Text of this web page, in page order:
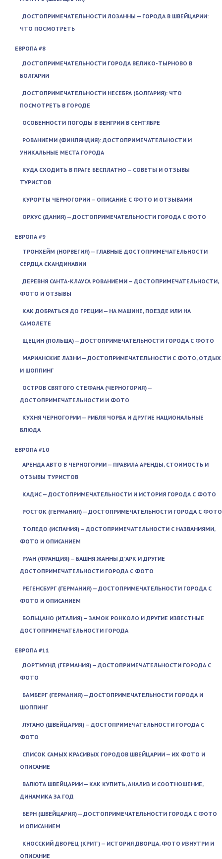
ДОСТОПРИМЕЧАТЕЛЬНОСТИ ЛОЗАННЫ — ГОРОДА В ШВЕЙЦАРИИ:
ЧТО ПОСМОТРЕТЬ
ЕВРОПА #8
ДОСТОПРИМЕЧАТЕЛЬНОСТИ ГОРОДА ВЕЛИКО-ТЫРНОВО В
БОЛГАРИИ
ДОСТОПРИМЕЧАТЕЛЬНОСТИ НЕСЕБРА (БОЛГАРИЯ): ЧТО
ПОСМОТРЕТЬ В ГОРОДЕ
ОСОБЕННОСТИ ПОГОДЫ В ВЕНГРИИ В СЕНТЯБРЕ
РОВАНИЕМИ (ФИНЛЯНДИЯ): ДОСТОПРИМЕЧАТЕЛЬНОСТИ И
УНИКАЛЬНЫЕ МЕСТА ГОРОДА
КУДА СХОДИТЬ В ПРАГЕ БЕСПЛАТНО — СОВЕТЫ И ОТЗЫВЫ
ТУРИСТОВ
КУРОРТЫ ЧЕРНОГОРИИ — ОПИСАНИЕ С ФОТО И ОТЗЫВАМИ
ОРХУС (ДАНИЯ) — ДОСТОПРИМЕЧАТЕЛЬНОСТИ ГОРОДА С ФОТО
ЕВРОПА #9
ТРОНХЕЙМ (НОРВЕГИЯ) — ГЛАВНЫЕ ДОСТОПРИМЕЧАТЕЛЬНОСТИ
СЕРДЦА СКАНДИНАВИИ
ДЕРЕВНЯ САНТА-КЛАУСА РОВАНИЕМИ — ДОСТОПРИМЕЧАТЕЛЬНОСТИ,
ФОТО И ОТЗЫВЫ
КАК ДОБРАТЬСЯ ДО ГРЕЦИИ — НА МАШИНЕ, ПОЕЗДЕ ИЛИ НА
САМОЛЕТЕ
ЩЕЦИН (ПОЛЬША) — ДОСТОПРИМЕЧАТЕЛЬНОСТИ ГОРОДА С ФОТО
МАРИАНСКИЕ ЛАЗНИ — ДОСТОПРИМЕЧАТЕЛЬНОСТИ С ФОТО, ОТДЫХ
И ШОППИНГ
ОСТРОВ СВЯТОГО СТЕФАНА (ЧЕРНОГОРИЯ) —
ДОСТОПРИМЕЧАТЕЛЬНОСТИ И ФОТО
КУХНЯ ЧЕРНОГОРИИ — РИБЛЯ ЧОРБА И ДРУГИЕ НАЦИОНАЛЬНЫЕ
БЛЮДА
ЕВРОПА #10
АРЕНДА АВТО В ЧЕРНОГОРИИ — ПРАВИЛА АРЕНДЫ, СТОИМОСТЬ И
ОТЗЫВЫ ТУРИСТОВ
КАДИС — ДОСТОПРИМЕЧАТЕЛЬНОСТИ И ИСТОРИЯ ГОРОДА С ФОТО
РОСТОК (ГЕРМАНИЯ) — ДОСТОПРИМЕЧАТЕЛЬНОСТИ ГОРОДА С ФОТО
ТОЛЕДО (ИСПАНИЯ) — ДОСТОПРИМЕЧАТЕЛЬНОСТИ С НАЗВАНИЯМИ,
ФОТО И ОПИСАНИЕМ
РУАН (ФРАНЦИЯ) — БАШНЯ ЖАННЫ Д’АРК И ДРУГИЕ
ДОСТОПРИМЕЧАТЕЛЬНОСТИ ГОРОДА С ФОТО
РЕГЕНСБУРГ (ГЕРМАНИЯ) — ДОСТОПРИМЕЧАТЕЛЬНОСТИ ГОРОДА С
ФОТО И ОПИСАНИЕМ
БОЛЬЦАНО (ИТАЛИЯ) — ЗАМОК РОНКОЛО И ДРУГИЕ ИЗВЕСТНЫЕ
ДОСТОПРИМЕЧАТЕЛЬНОСТИ ГОРОДА
ЕВРОПА #11
ДОРТМУНД (ГЕРМАНИЯ) — ДОСТОПРИМЕЧАТЕЛЬНОСТИ ГОРОДА С
ФОТО
БАМБЕРГ (ГЕРМАНИЯ) — ДОСТОПРИМЕЧАТЕЛЬНОСТИ ГОРОДА И
ШОППИНГ
ЛУГАНО (ШВЕЙЦАРИЯ) — ДОСТОПРИМЕЧАТЕЛЬНОСТИ ГОРОДА С
ФОТО
СПИСОК САМЫХ КРАСИВЫХ ГОРОДОВ ШВЕЙЦАРИИ — ИХ ФОТО И
ОПИСАНИЕ
ВАЛЮТА ШВЕЙЦАРИИ — КАК КУПИТЬ, АНАЛИЗ И СООТНОШЕНИЕ,
ДИНАМИКА ЗА ГОД
БЕРН (ШВЕЙЦАРИЯ) — ДОСТОПРИМЕЧАТЕЛЬНОСТИ ГОРОДА С ФОТО
И ОПИСАНИЕМ
КНОССКИЙ ДВОРЕЦ (КРИТ) — ИСТОРИЯ ДВОРЦА, ФОТО ИЗНУТРИ И
ОПИСАНИЕ